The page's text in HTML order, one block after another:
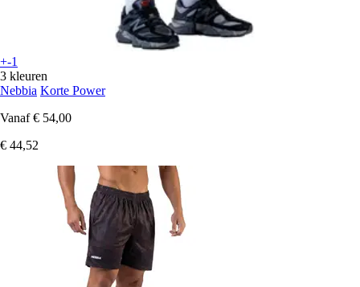
+-1
3 kleuren
Nebbia Korte Power
Vanaf € 54,00
€ 44,52